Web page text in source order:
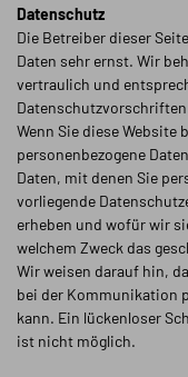
Datenschutz
Die Betreiber dieser
Daten sehr ernst. Wir
vertraulich und
Wenn Sie diese Website
personenbezogene
Daten, mit denen Sie
vorliegende
erheben und wofür wir
welchem Zweck das
Wir weisen darauf hin,
bei der Kommunikation
kann. Ein lückenloser
ist nicht möglich.